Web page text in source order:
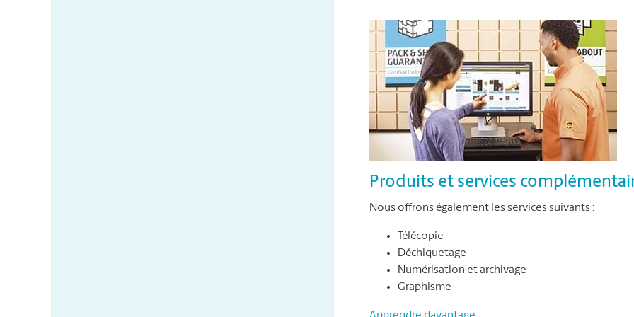
Produits et services
Nous offrons également les services suivants :
Télécopie
Déchiquetage
Numérisation et archivage
Graphisme